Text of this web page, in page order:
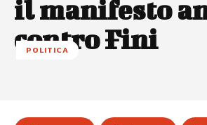
il manifesto
contro Fini
POLITICA